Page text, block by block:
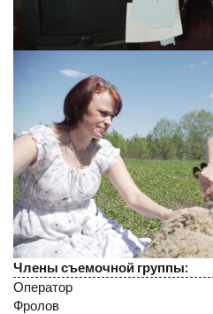
Члены съемочной группы:
Оператор
Фролов